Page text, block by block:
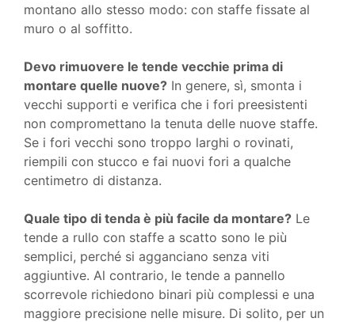
montano allo stesso modo: con staffe fissate al
muro o al soffitto.
Devo rimuovere le tende vecchie prima di
montare quelle nuove? In genere, sì, smonta i
vecchi supporti e verifica che i fori preesistenti
non compromettano la tenuta delle nuove staffe.
Se i fori vecchi sono troppo larghi o rovinati,
riempili con stucco e fai nuovi fori a qualche
centimetro di distanza.
Quale tipo di tenda è più facile da montare? Le
tende a rullo con staffe a scatto sono le più
semplici, perché si agganciano senza viti
aggiuntive. Al contrario, le tende a pannello
scorrevole richiedono binari più complessi e una
maggiore precisione nelle misure. Di solito, per un